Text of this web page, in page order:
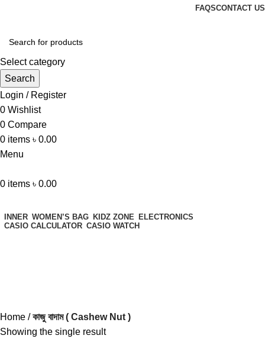
FAQSCONTACT US
Select category
Search
Login / Register
0 Wishlist
0 Compare
0 items ৳ 0.00
Menu
0 items ৳ 0.00
INNER WOMEN’S BAG KIDZ ZONE ELECTRONICS
CASIO CALCULATOR CASIO WATCH
Home
কাজু বাদাম ( Cashew Nut )
Showing the single result